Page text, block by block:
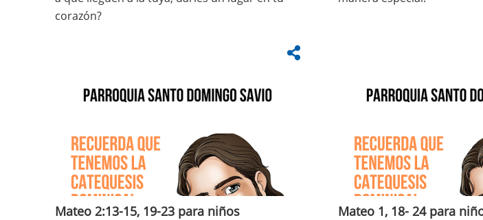
corazón?
Mateo 2:13-15, 19-23 para niños Mateo 1, 18- 24 para